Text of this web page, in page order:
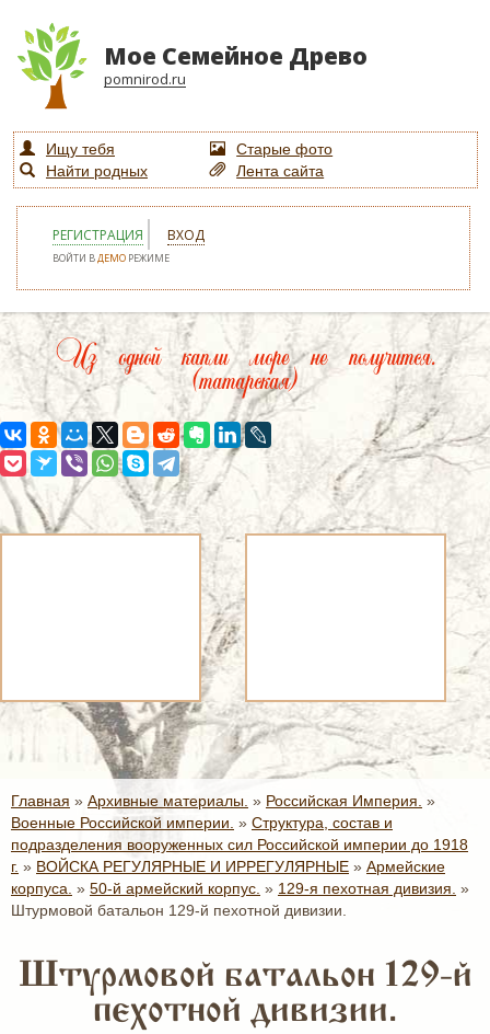
Мое Семейное Древо
pomnirod.ru
Ищу тебя
Старые фото
Найти родных
Лента сайта
РЕГИСТРАЦИЯ ВХОД
ВОЙТИ ВДЕМО РЕЖИМЕ
Из одной капли море не получится.
(татарская)
Главная » Архивные материалы. » Российская Империя. »
Военные Российской империи. » Структура, состав и
подразделения вооруженных сил Российской империи до 1918
г. » ВОЙСКА РЕГУЛЯРНЫЕ И ИРРЕГУЛЯРНЫЕ » Армейские
корпуса. » 50-й армейский корпус. » 129-я пехотная дивизия. »
Штурмовой батальон 129-й пехотной дивизии.
Штурмовой батальон 129-й
пехотной дивизии.